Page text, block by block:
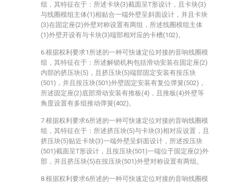
组，其特征在于：所述卡块(3)截面呈T形设计，且卡块(3)
与线圈模组主体(1)相贴合一端外壁呈斜面设计，并且卡块
(3)在固定座(2)外壁对称设置有两组，所述线圈模组主体
(1)外壁开设有与卡块(3)端部相对应的卡槽(102)。
6.根据权利要求1所述的一种可快速定位对接的音响线圈模
组，其特征在于：所述解锁机构包括滑动安装在固定座(2)
内部的挤压块(5)，且挤压块(5)端部固定安装有按压块
(501)，并且按压块(501)外壁固定安装有复位弹簧(502)，
所述固定座(2)底部滑动安装有推板(4)，且推板(4)外壁等
角度设置有多组推动弹簧(402)。
7.根据权利要求6所述的一种可快速定位对接的音响线圈模
组，其特征在于：所述挤压块(5)与卡块(3)相对应设置，且
挤压块(5)贴近卡块(3)一端外壁呈斜面设计，所述按压块
(501)截面呈T形设计，且按压块(501)一端位于固定座(2)外
部，并且挤压块(5)在按压块(501)外壁对称设置有两组。
8.根据权利要求6所述的一种可快速定位对接的音响线圈模